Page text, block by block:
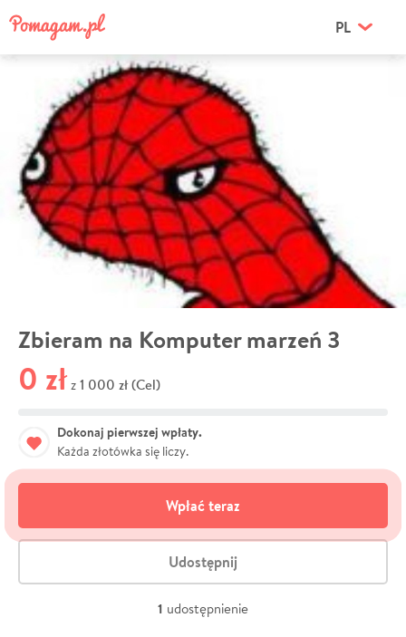
PL
Zbieram na Komputer marzeń 3
0 zł z 1 000 zł (Cel)
Dokonaj pierwszej wpłaty.
Każda złotówka się liczy.
Wpłać teraz
Udostępnij
1 udostępnienie